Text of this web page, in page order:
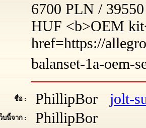
6700 PLN /
HUF <b>OEM
href=https://
balanset-1a-
ชื่อ : PhillipBor jolt-
บนี้จาก : PhillipBor